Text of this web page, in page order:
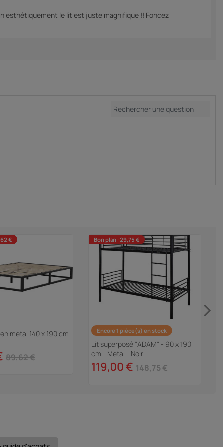
esthétiquement le lit est juste magnifique !! Foncez
€
métal 140 x 190 cm
89,62 €
Bon plan -29,75 €
Encore 1 pièce(s) en stock
Lit superposé "ADAM" - 90 x 190
cm - Métal - Noir
119,00 € 148,75 €